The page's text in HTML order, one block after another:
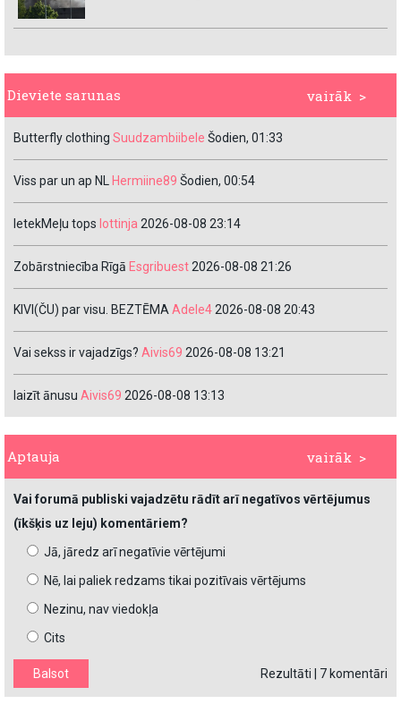
vairāk >
Dieviete sarunas
Butterfly clothing Suudzambiibele Šodien, 01:33
Viss par un ap NL Hermiine89 Šodien, 00:54
IetekMeļu tops lottinja 2026-08-08 23:14
Zobārstniecība Rīgā Esgribuest2026-08-08 21:26
KIVI(ČU) par visu. BEZTĒMAAdele42026-08-08 20:43
Vai sekss ir vajadzīgs? Aivis69 2026-08-08 13:21
laizīt ānusu Aivis69 2026-08-08 13:13
vairāk >
Aptauja
Vai forumā publiski vajadzētu rādīt arī negatīvos vērtējumus
(īkšķis uz leju) komentāriem?
Jā, jāredz arī negatīvie vērtējumi
Nē, lai paliek redzams tikai pozitīvais vērtējums
Nezinu, nav viedokļa
Cits
Rezultāti 7 komentāri